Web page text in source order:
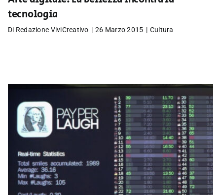
tecnologia
Di Redazione ViviCreativo | 26 Marzo 2015 | Cultura